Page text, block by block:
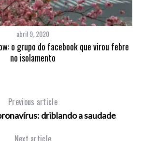
abril 9, 2020
o grupo do facebook que virou febre
no isolamento
Previous article
driblando a saudade